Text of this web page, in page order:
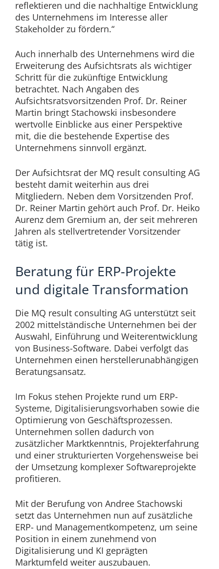
reflektieren und die nachhaltige Entwicklung
des Unternehmens im Interesse aller
Stakeholder zu fördern.“
Auch innerhalb des Unternehmens wird die
Erweiterung des Aufsichtsrats als wichtiger
Schritt für die zukünftige Entwicklung
betrachtet. Nach Angaben des
Aufsichtsratsvorsitzenden Prof. Dr. Reiner
Martin bringt Stachowski insbesondere
wertvolle Einblicke aus einer Perspektive
mit, die die bestehende Expertise des
Unternehmens sinnvoll ergänzt.
Der Aufsichtsrat der MQ result consulting AG
besteht damit weiterhin aus drei
Mitgliedern. Neben dem Vorsitzenden Prof.
Dr. Reiner Martin gehört auch Prof. Dr. Heiko
Aurenz dem Gremium an, der seit mehreren
Jahren als stellvertretender Vorsitzender
tätig ist.
Beratung für ERP-Projekte
und digitale Transformation
Die MQ result consulting AG unterstützt seit
2002 mittelständische Unternehmen bei der
Auswahl, Einführung und Weiterentwicklung
von Business-Software. Dabei verfolgt das
Unternehmen einen herstellerunabhängigen
Beratungsansatz.
Im Fokus stehen Projekte rund um ERP-
Systeme, Digitalisierungsvorhaben sowie die
Optimierung von Geschäftsprozessen.
Unternehmen sollen dadurch von
zusätzlicher Marktkenntnis, Projekterfahrung
und einer strukturierten Vorgehensweise bei
der Umsetzung komplexer Softwareprojekte
profitieren.
Mit der Berufung von Andree Stachowski
setzt das Unternehmen nun auf zusätzliche
ERP- und Managementkompetenz, um seine
Position in einem zunehmend von
Digitalisierung und KI geprägten
Marktumfeld weiter auszubauen.